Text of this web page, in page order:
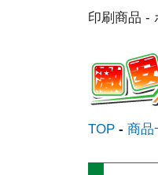
印刷商品 -
TOP 商品